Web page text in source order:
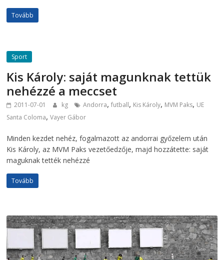
Tovább
Sport
Kis Károly: saját magunknak tettük
nehézzé a meccset
2011-07-01 kg Andorra,futball, Kis Károly, MVM Paks, UE
Santa Coloma,Vayer Gábor
Minden kezdet nehéz, fogalmazott az andorrai győzelem után
Kis Károly, az MVM Paks vezetőedzője, majd hozzátette: saját
maguknak tették nehézzé
Tovább